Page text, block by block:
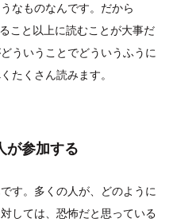
なものなんです。だから
こと以上に読むことが大事だ
ういうことでどういうふうに
たくさん読みます。
が参加する
す。多くの人が、どのように
しては、恐怖だと思っている